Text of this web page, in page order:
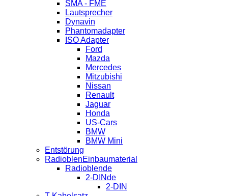
SMA - FME
Lautsprecher
Dynavin
Phantomadapter
ISO Adapter
Ford
Mazda
Mercedes
Mitzubishi
Nissan
Renault
Jaguar
Honda
US-Cars
BMW
BMW Mini
Entstörung
RadioblenEinbaumaterial
Radioblende
2-DINde
2-DIN